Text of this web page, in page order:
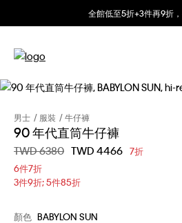
全館低至5折+3件再9折
男士 服裝 牛仔褲
90 年代直筒牛仔褲
價格扣減從
TWD 6380 至
TWD 4466 7折
6件7折
3件9折; 5件85折
顏色 BABYLON SUN